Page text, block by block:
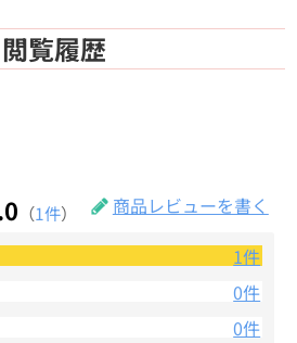
閲覧履歴
（1件）
商品レビューを書く
1件
0件
0件